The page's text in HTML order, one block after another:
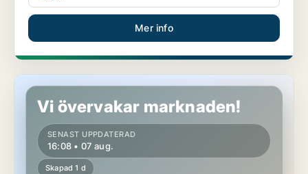
Mer info
Butikslokal i Göteborg
Vi övervakar marknaden!
SENAST UPPDATERAD
16:08 • 07 aug.
Skapad 1 d